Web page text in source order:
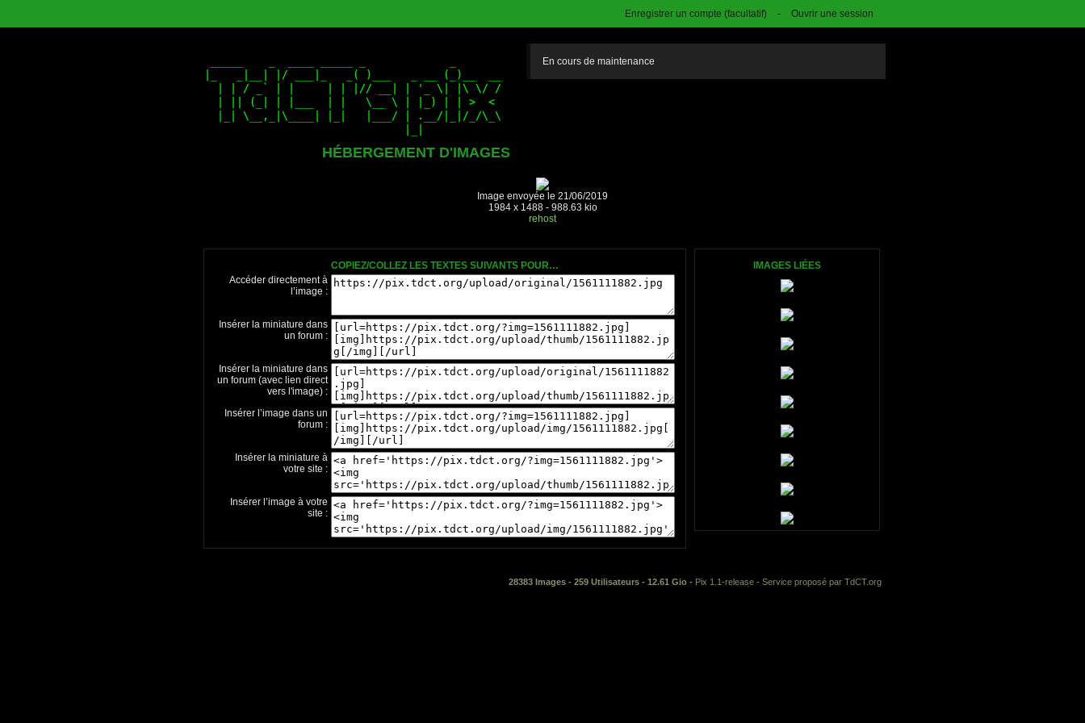
Enregistrer un compte (facultatif) - Ouvrir une session
HÉBERGEMENT D'IMAGES
En cours de maintenance
Image envoyée le 21/06/2019
1984 x 1488 - 988.63 kio
rehost
COPIEZ/COLLEZ LES TEXTES SUIVANTS POUR…
Accéder directement à
l’image :
Insérer la miniature dans
un forum :
Insérer la miniature dans
un forum (avec lien direct
vers l'image) :
Insérer l’image dans un
forum :
Insérer la miniature à
votre site :
Insérer l’image à votre
site :
IMAGES LIÉES
28383 Images - 259 Utilisateurs - 12.61 Gio - Pix 1.1-release - Service proposé par TdCT.org